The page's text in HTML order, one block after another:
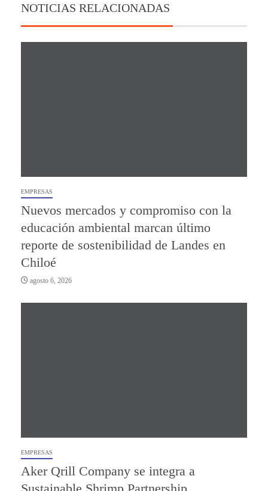
NOTICIAS RELACIONADAS
EMPRESAS
Nuevos mercados y compromiso con la
educación ambiental marcan último
reporte de sostenibilidad de Landes en
Chiloé
agosto 6, 2026
EMPRESAS
Aker Qrill Company se integra a